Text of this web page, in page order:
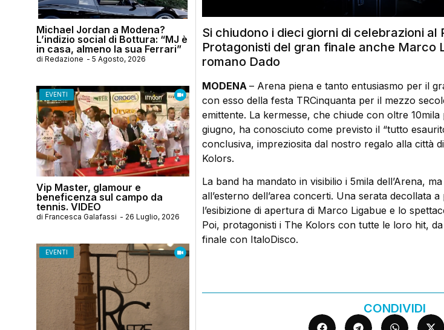
Michael Jordan a Modena?
L’indizio social di Bottura: “MJ è
in casa, almeno la sua Ferrari”
di Redazione - 5 Agosto, 2026
EVENTI
Vip Master, glamour e
beneficenza sul campo da
tennis. VIDEO
di Francesca Galafassi - 26 Luglio, 2026
EVENTI
Si chiudono i dieci giorni di celebrazioni al
Protagonisti del gran finale anche Marco
romano Dado
MODENA – Arena piena e tanto entusiasmo per il
con esso della festa TRCinquanta per il mezzo
emittente. La kermesse, che chiude con oltre
giugno, ha conosciuto come previsto il “tutto
conclusiva, impreziosita dal nostro regalo alla città
Kolors.
La band ha mandato in visibilio i 5mila dell’Arena,
all’esterno dell’area concerti. Una serata decollata
l’esibizione di apertura di Marco Ligabue e lo
Poi, protagonisti i The Kolors con tutte le loro hit,
finale con ItaloDisco.
CONDIVIDI